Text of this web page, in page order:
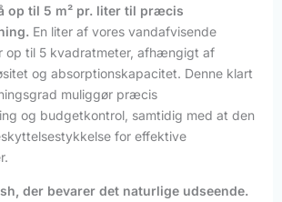
op til 5 m² pr. liter til præcis
En liter af vores vandafvisende
op til 5 kvadratmeter, afhængigt af
og absorptionskapacitet. Denne klart
muliggør præcis
og budgetkontrol, samtidig med at den
for effektive
der bevarer det naturlige udseende.